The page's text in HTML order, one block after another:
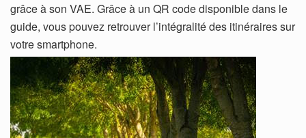
grâce à son VAE. Grâce à un QR code disponible dans le
guide, vous pouvez retrouver l’intégralité des itinéraires sur
votre smartphone.